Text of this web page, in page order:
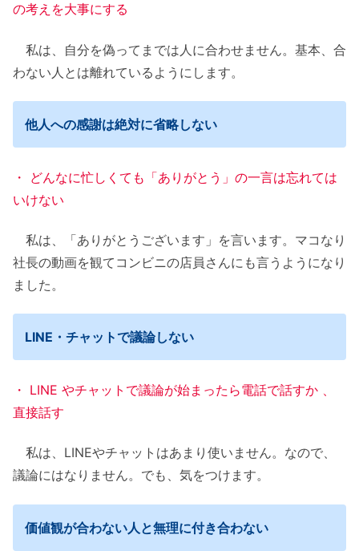
の考えを大事にする
私は、自分を偽ってまでは人に合わせません。基本、合
わない人とは離れているようにします。
他人への感謝は絶対に省略しない
・ どんなに忙しくても「ありがとう」の一言は忘れては
いけない
私は、「ありがとうございます」を言います。マコなり
社長の動画を観てコンビニの店員さんにも言うようになり
ました。
LINE・チャットで議論しない
・ LINE やチャットで議論が始まったら電話で話すか 、
直接話す
私は、LINEやチャットはあまり使いません。なので、
議論にはなりません。でも、気をつけます。
価値観が合わない人と無理に付き合わない